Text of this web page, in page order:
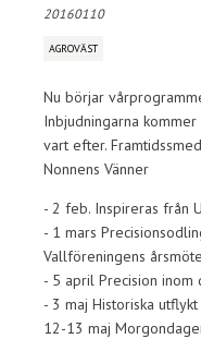
20160110
AGROVÄST
Nu börjar
Inbjudningarna
vart efter.
Nonnens Vänner
- 2 feb. Inspireras från
- 1 mars
Vallföreningens årsmöte
- 5 april Precision inom
- 3 maj Historiska
12-13 maj